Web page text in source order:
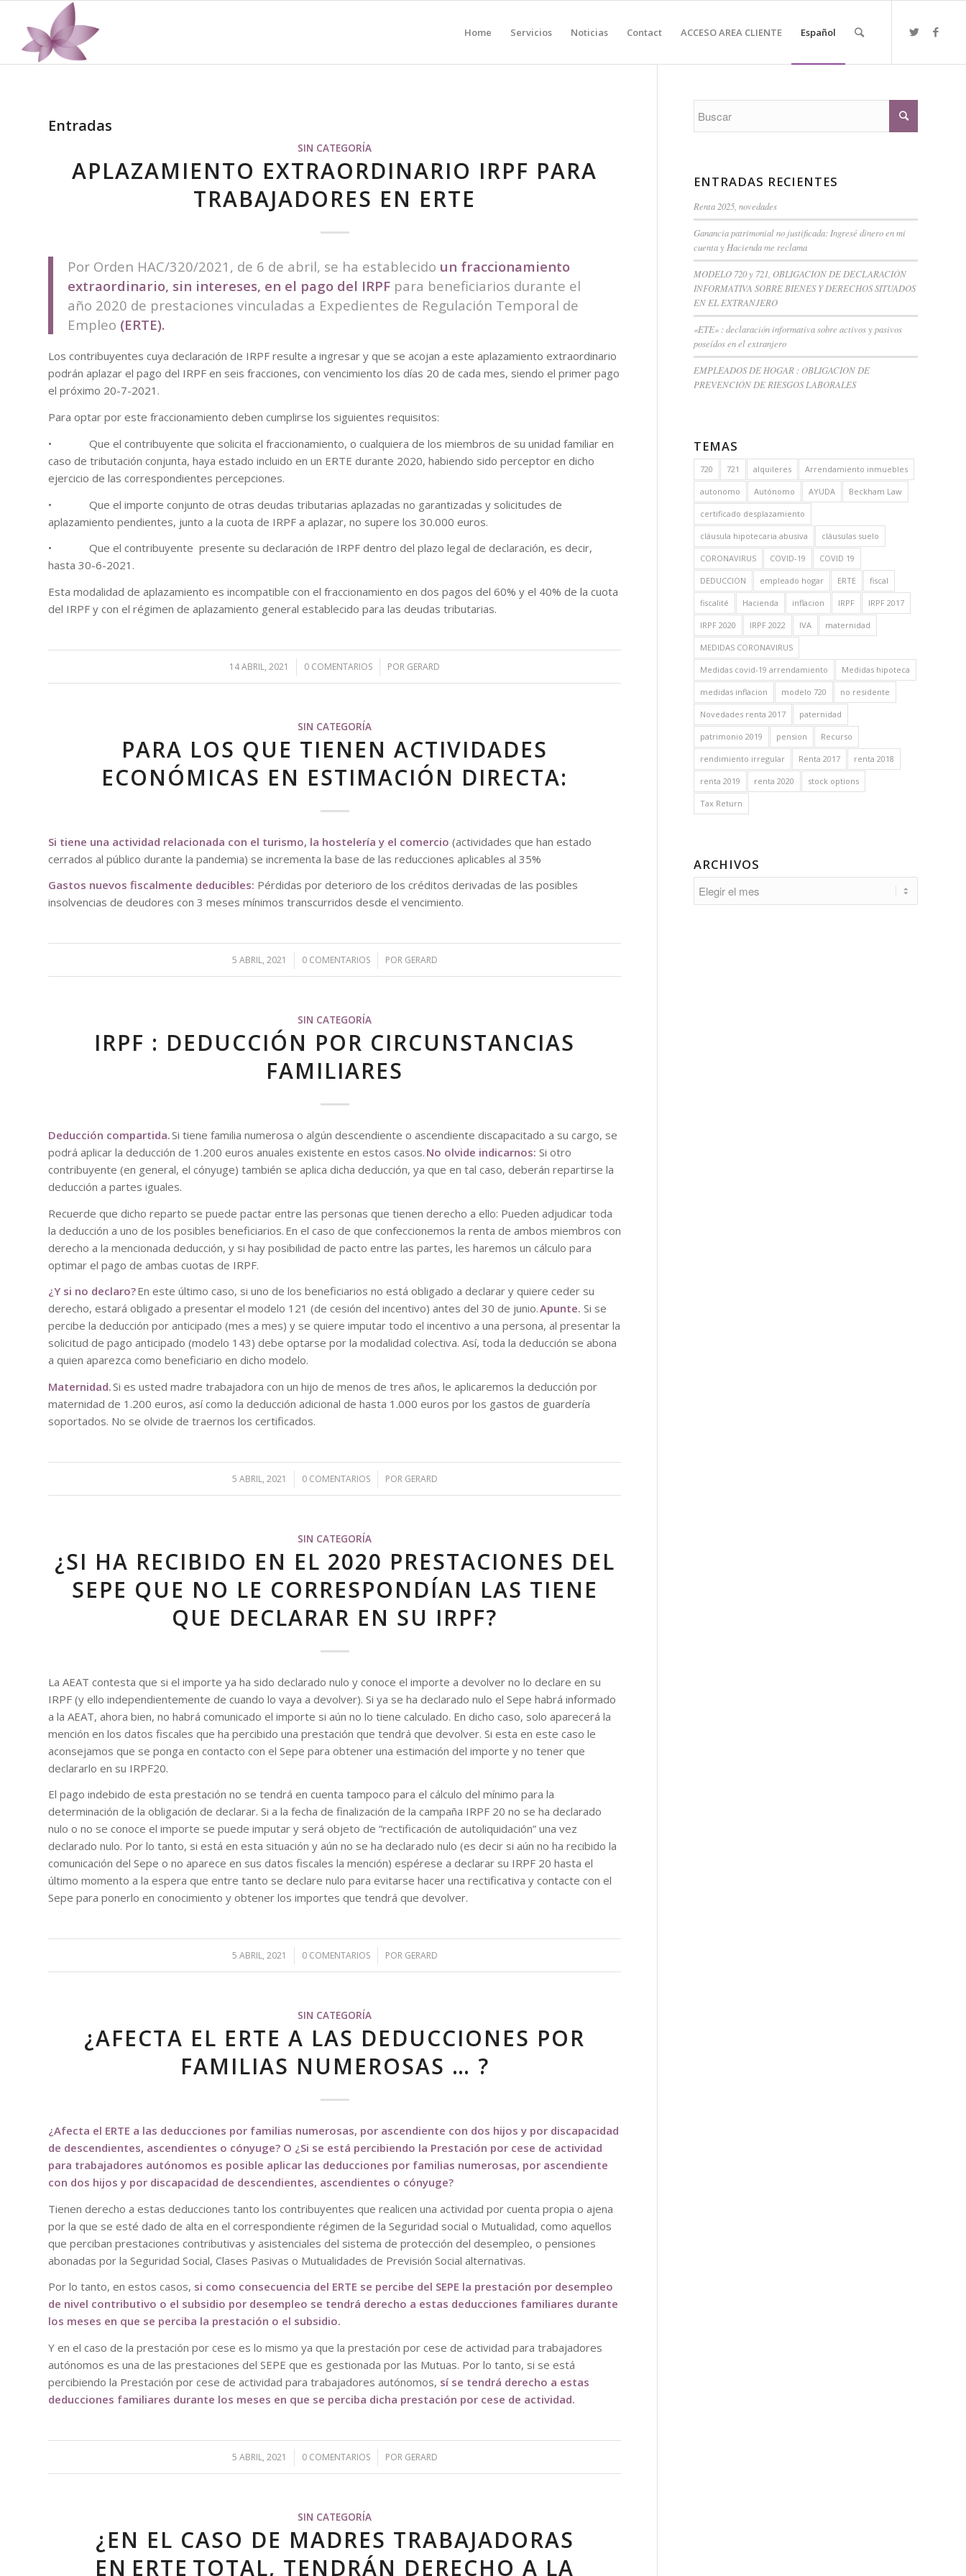
Home Servicios Noticias Contact ACCESO AREA CLIENTE Español
Entradas
SIN CATEGORÍA
APLAZAMIENTO EXTRAORDINARIO IRPF PARA
TRABAJADORES EN ERTE
Por Orden HAC/320/2021, de 6 de abril, se ha establecido un fraccionamiento
extraordinario, sin intereses, en el pago del IRPF para beneficiarios durante el
año 2020 de prestaciones vinculadas a Expedientes de Regulación Temporal de
Empleo (ERTE).
Los contribuyentes cuya declaración de IRPF resulte a ingresar y que se acojan a este aplazamiento extraordinario
podrán aplazar el pago del IRPF en seis fracciones, con vencimiento los días 20 de cada mes, siendo el primer pago
el próximo 20-7-2021.
Para optar por este fraccionamiento deben cumplirse los siguientes requisitos:
• Que el contribuyente que solicita el fraccionamiento, o cualquiera de los miembros de su unidad familiar en
caso de tributación conjunta, haya estado incluido en un ERTE durante 2020, habiendo sido perceptor en dicho
ejercicio de las correspondientes percepciones.
• Que el importe conjunto de otras deudas tributarias aplazadas no garantizadas y solicitudes de
aplazamiento pendientes, junto a la cuota de IRPF a aplazar, no supere los 30.000 euros.
• Que el contribuyente presente su declaración de IRPF dentro del plazo legal de declaración, es decir,
hasta 30-6-2021.
Esta modalidad de aplazamiento es incompatible con el fraccionamiento en dos pagos del 60% y el 40% de la cuota
del IRPF y con el régimen de aplazamiento general establecido para las deudas tributarias.
14 ABRIL, 2021
/ 0 COMENTARIOS
/ POR GERARD
SIN CATEGORÍA
PARA LOS QUE TIENEN ACTIVIDADES
ECONÓMICAS EN ESTIMACIÓN DIRECTA:
Si tiene una actividad relacionada con el turismo, la hostelería y el comercio (actividades que han estado
cerrados al público durante la pandemia) se incrementa la base de las reducciones aplicables al 35%
Gastos nuevos fiscalmente deducibles: Pérdidas por deterioro de los créditos derivadas de las posibles
insolvencias de deudores con 3 meses mínimos transcurridos desde el vencimiento.
5 ABRIL, 2021
/ 0 COMENTARIOS
/ POR GERARD
SIN CATEGORÍA
IRPF : DEDUCCIÓN POR CIRCUNSTANCIAS
FAMILIARES
Deducción compartida.Si tiene familia numerosa o algún descendiente o ascendiente discapacitado a su cargo, se
podrá aplicar la deducción de 1.200 euros anuales existente en estos casos. No olvide indicarnos: Si otro
contribuyente (en general, el cónyuge) también se aplica dicha deducción, ya que en tal caso, deberán repartirse la
deducción a partes iguales.
Recuerde que dicho reparto se puede pactar entre las personas que tienen derecho a ello: Pueden adjudicar toda
la deducción a uno de los posibles beneficiarios. En el caso de que confeccionemos la renta de ambos miembros con
derecho a la mencionada deducción, y si hay posibilidad de pacto entre las partes, les haremos un cálculo para
optimar el pago de ambas cuotas de IRPF.
¿Y si no declaro?En este último caso, si uno de los beneficiarios no está obligado a declarar y quiere ceder su
derecho, estará obligado a presentar el modelo 121 (de cesión del incentivo) antes del 30 de junio.Apunte. Si se
percibe la deducción por anticipado (mes a mes) y se quiere imputar todo el incentivo a una persona, al presentar la
solicitud de pago anticipado (modelo 143) debe optarse por la modalidad colectiva. Así, toda la deducción se abona
a quien aparezca como beneficiario en dicho modelo.
Maternidad.Si es usted madre trabajadora con un hijo de menos de tres años, le aplicaremos la deducción por
maternidad de 1.200 euros, así como la deducción adicional de hasta 1.000 euros por los gastos de guardería
soportados. No se olvide de traernos los certificados.
5 ABRIL, 2021
/ 0 COMENTARIOS
/ POR GERARD
SIN CATEGORÍA
¿SI HA RECIBIDO EN EL 2020 PRESTACIONES DEL
SEPE QUE NO LE CORRESPONDÍAN LAS TIENE
QUE DECLARAR EN SU IRPF?
La AEAT contesta que si el importe ya ha sido declarado nulo y conoce el importe a devolver no lo declare en su
IRPF (y ello independientemente de cuando lo vaya a devolver). Si ya se ha declarado nulo el Sepe habrá informado
a la AEAT, ahora bien, no habrá comunicado el importe si aún no lo tiene calculado. En dicho caso, solo aparecerá la
mención en los datos fiscales que ha percibido una prestación que tendrá que devolver. Si esta en este caso le
aconsejamos que se ponga en contacto con el Sepe para obtener una estimación del importe y no tener que
declararlo en su IRPF20.
El pago indebido de esta prestación no se tendrá en cuenta tampoco para el cálculo del mínimo para la
determinación de la obligación de declarar. Si a la fecha de finalización de la campaña IRPF 20 no se ha declarado
nulo o no se conoce el importe se puede imputar y será objeto de “rectificación de autoliquidación” una vez
declarado nulo. Por lo tanto, si está en esta situación y aún no se ha declarado nulo (es decir si aún no ha recibido la
comunicación del Sepe o no aparece en sus datos fiscales la mención) espérese a declarar su IRPF 20 hasta el
último momento a la espera que entre tanto se declare nulo para evitarse hacer una rectificativa y contacte con el
Sepe para ponerlo en conocimiento y obtener los importes que tendrá que devolver.
5 ABRIL, 2021
/ 0 COMENTARIOS
/ POR GERARD
SIN CATEGORÍA
¿AFECTA EL ERTE A LAS DEDUCCIONES POR
FAMILIAS NUMEROSAS … ?
¿Afecta el ERTE a las deducciones por familias numerosas, por ascendiente con dos hijos y por discapacidad
de descendientes, ascendientes o cónyuge? O ¿Si se está percibiendo la Prestación por cese de actividad
para trabajadores autónomos es posible aplicar las deducciones por familias numerosas, por ascendiente
con dos hijos y por discapacidad de descendientes, ascendientes o cónyuge?
Tienen derecho a estas deducciones tanto los contribuyentes que realicen una actividad por cuenta propia o ajena
por la que se esté dado de alta en el correspondiente régimen de la Seguridad social o Mutualidad, como aquellos
que perciban prestaciones contributivas y asistenciales del sistema de protección del desempleo, o pensiones
abonadas por la Seguridad Social, Clases Pasivas o Mutualidades de Previsión Social alternativas.
Por lo tanto, en estos casos, si como consecuencia del ERTE se percibe del SEPE la prestación por desempleo
de nivel contributivo o el subsidio por desempleo se tendrá derecho a estas deducciones familiares durante
los meses en que se perciba la prestación o el subsidio.
Y en el caso de la prestación por cese es lo mismo ya que la prestación por cese de actividad para trabajadores
autónomos es una de las prestaciones del SEPE que es gestionada por las Mutuas. Por lo tanto, si se está
percibiendo la Prestación por cese de actividad para trabajadores autónomos, sí se tendrá derecho a estas
deducciones familiares durante los meses en que se perciba dicha prestación por cese de actividad.
5 ABRIL, 2021
/ 0 COMENTARIOS
/ POR GERARD
SIN CATEGORÍA
¿EN EL CASO DE MADRES TRABAJADORAS
EN ERTE TOTAL, TENDRÁN DERECHO A LA
ENTRADAS RECIENTES
Renta 2025, novedades
Ganancia patrimonial no justificada: Ingresé dinero en mi
cuenta y Hacienda me reclama
MODELO 720 y 721, OBLIGACION DE DECLARACIÓN
INFORMATIVA SOBRE BIENES Y DERECHOS SITUADOS
EN EL EXTRANJERO
«ETE» : declaración informativa sobre activos y pasivos
poseídos en el extranjero
EMPLEADOS DE HOGAR : OBLIGACION DE
PREVENCIÓN DE RIESGOS LABORALES
TEMAS
720 721 alquileres Arrendamiento inmuebles
autonomo Autónomo AYUDA Beckham Law
certificado desplazamiento
cláusula hipotecaria abusiva cláusulas suelo
CORONAVIRUS COVID-19 COVID 19
DEDUCCION empleado hogar ERTE fiscal
fiscalité Hacienda inflacion IRPF IRPF 2017
IRPF 2020 IRPF 2022 IVA maternidad
MEDIDAS CORONAVIRUS
Medidas covid-19 arrendamiento Medidas hipoteca
medidas inflacion modelo 720 no residente
Novedades renta 2017 paternidad
patrimonio 2019 pension Recurso
rendimiento irregular Renta 2017 renta 2018
renta 2019 renta 2020 stock options
Tax Return
ARCHIVOS